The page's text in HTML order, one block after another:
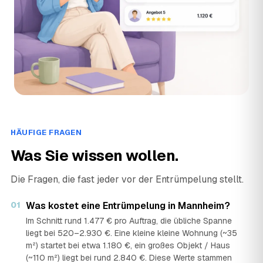
ST
Sorglos Umzüge & Transport
Voltastraße 32b, 68199 Mannheim · ★ 4,9 (165)
HÄUFIGE FRAGEN
Was Sie wissen wollen.
Die Fragen, die fast jeder vor der Entrümpelung stellt.
01 Was kostet eine Entrümpelung in Mannheim?
Im Schnitt rund 1.477 € pro Auftrag, die übliche Spanne
liegt bei 520–2.930 €. Eine kleine kleine Wohnung (~35
m²) startet bei etwa 1.180 €, ein großes Objekt / Haus
(~110 m²) liegt bei rund 2.840 €. Diese Werte stammen